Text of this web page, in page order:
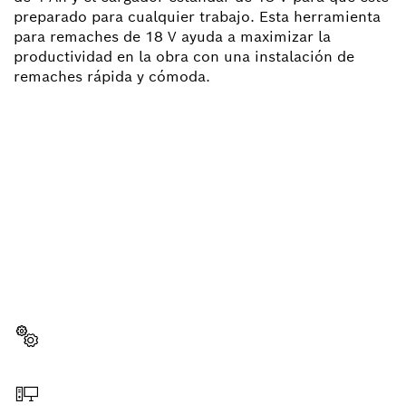
preparado para cualquier trabajo. Esta herramienta
para remaches de 18 V ayuda a maximizar la
productividad en la obra con una instalación de
remaches rápida y cómoda.